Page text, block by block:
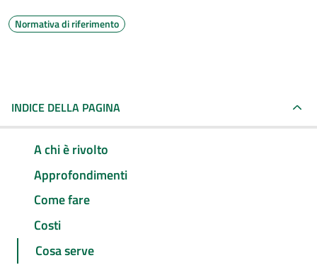
Normativa di riferimento
INDICE DELLA PAGINA
A chi è rivolto
Approfondimenti
Come fare
Costi
Cosa serve